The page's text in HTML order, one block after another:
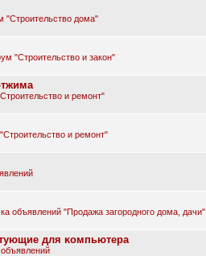
"Строительство дома"
"Строительство и закон"
и ремонт"
и ремонт"
объявлений "Продажа загородного дома, дачи"
для ĸoмпьютepa